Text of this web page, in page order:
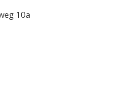
10a